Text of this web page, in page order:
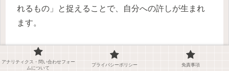
れるもの」と捉えることで、自分への許しが生まれ
ます。
自分に優しく、でも誠実に向き合う・・それこそ
が、三日坊主からの卒業なのです。
アナリティクス・問い合わせフォー
ムについて
プライバシーポリシー 免責事項